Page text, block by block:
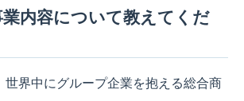
内容について教えてくだ
世界中にグループ企業を抱える総合商